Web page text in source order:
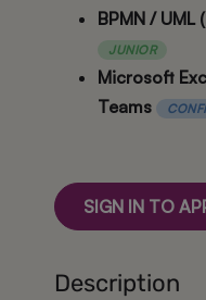
BPMN /
JUNIOR
Microsoft
Teams
SIGN IN TO
Description